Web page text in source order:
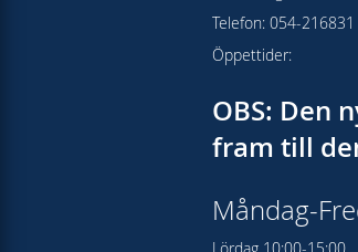
Telefon: 054-
Öppettider:
OBS: Den
fram till
Måndag-